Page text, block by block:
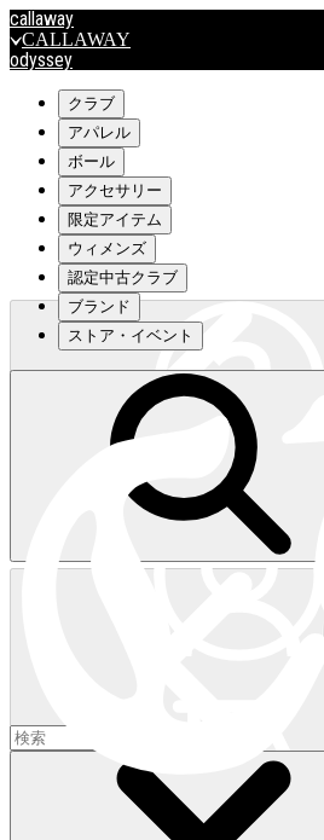
callaway
CALLAWAY
odyssey
travismathew
outlet
OUTLET
キャロウェイアパレルはこちら>>>
キャロウェイアパレルはこちら>>>
クラブ
アパレル
ボール
アクセサリー
限定アイテム
ウィメンズ
認定中古クラブ
ブランド
ストア・イベント